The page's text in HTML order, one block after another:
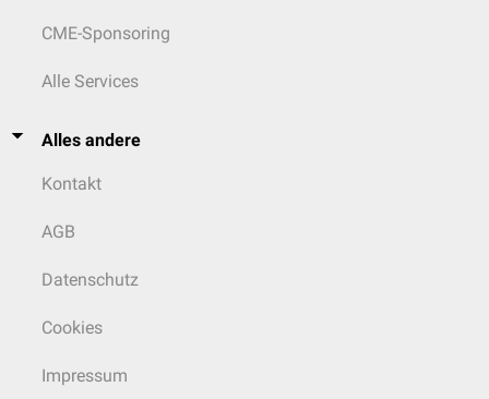
CME-Sponsoring
Alle Services
Alles andere
Kontakt
AGB
Datenschutz
Cookies
Impressum